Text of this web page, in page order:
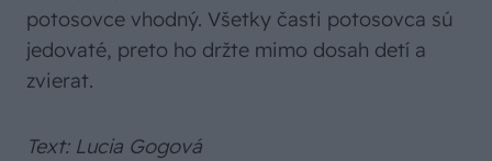
potosovce vhodný. Všetky časti potosovca sú
jedovaté, preto ho držte mimo dosah detí a
zvierat.
Text: Lucia Gogová